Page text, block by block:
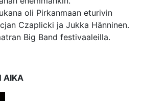
oli Pirkanmaan eturivin
Czaplicki ja Jukka Hänninen.
Big Band festivaaleilla.
AIKA